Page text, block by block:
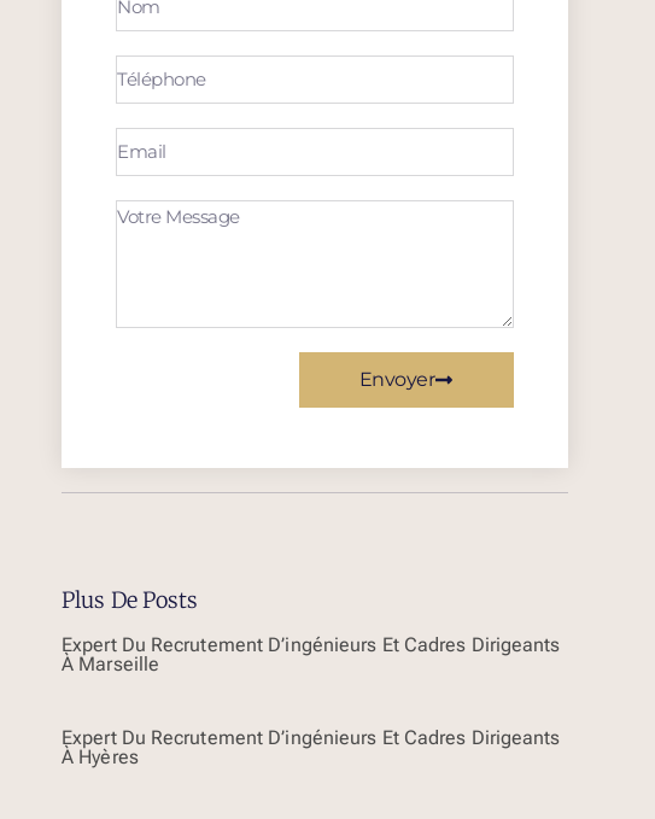
Envoyer
Plus De Posts
Expert Du Recrutement D’ingénieurs Et Cadres Dirigeants
À Marseille
Expert Du Recrutement D’ingénieurs Et Cadres Dirigeants
À Hyères